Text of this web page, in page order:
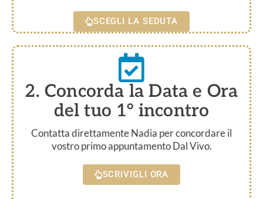
SCEGLI LA SEDUTA
2. Concorda la Data e Ora
del tuo 1° incontro
Contatta direttamente Nadia per concordare il
vostro primo appuntamento Dal Vivo.
SCRIVIGLI ORA